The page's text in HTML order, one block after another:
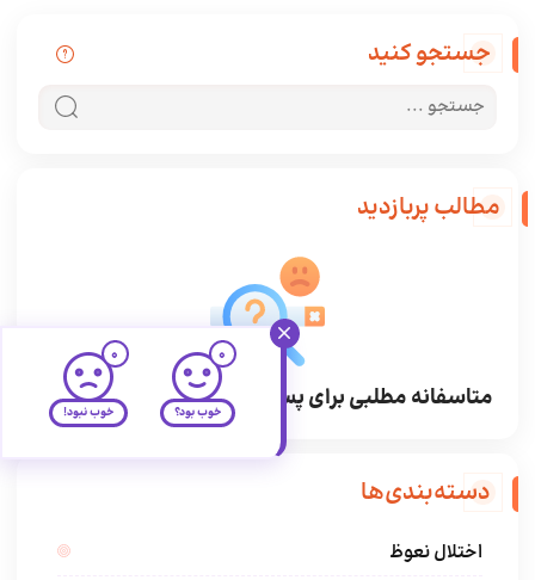
خوب بود؟
0
خوب نبود!
0
جستجو کنید
جستجو در سایت جستجو
مطالب پربازدید
متاسفانه مطلبی برای پست های سایدبار وجود ندارد.
دسته‌بندی‌ها
اختلال نعوظ